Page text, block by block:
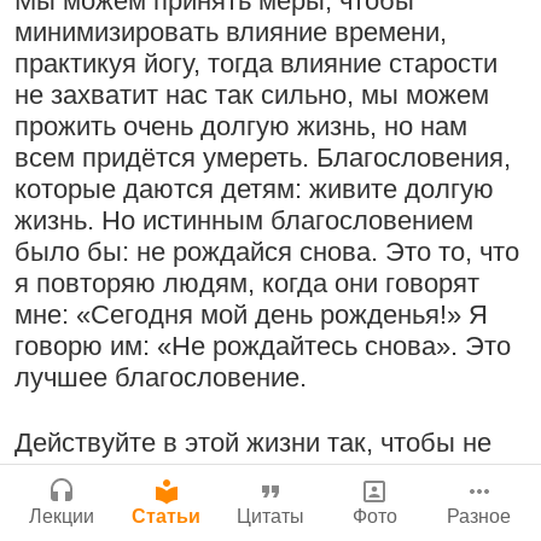
Радхарани — глава департамента
служений
1:05:35 |7 сентября 2008
Орегон, США
Деятельность на благо всех живых
существ
33:28 |30 ноября 2019|
Бг 5.25| Салем, Тамил
Наду, Индия
Ответ на позицию Трипурари Свами
2:51:00 8 августа 2010|
минимизировать влияние времени,
практикуя йогу, тогда влияние старости
не захватит нас так сильно, мы можем
прожить очень долгую жизнь, но нам
всем придётся умереть. Благословения,
которые даются детям: живите долгую
жизнь. Но истинным благословением
было бы: не рождайся снова. Это то, что
я повторяю людям, когда они говорят
мне: «Сегодня мой день рожденья!» Я
говорю им: «Не рождайтесь снова». Это
лучшее благословение.
Действуйте в этой жизни так, чтобы не
приходилось умирать. Если мы
рассмотрим все эти планы великих
24 июля 2026
Подрыватели доверия к себе
22 июля 2026
Милость Кришны, проявляющаяся в
Его именах
19 июля 2026
Джанмаштами в Тбилиси 2025
Сайт
Войти| Регистрация|История версий
Инструкция
Лекции Статьи Цитаты Фото Разное